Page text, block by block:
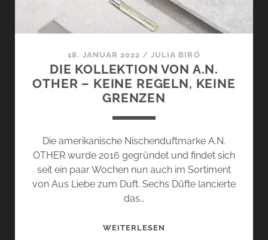
18. JANUAR 2022 /JULIA BIRÓ
DIE KOLLEKTION VON A.N.
OTHER – KEINE REGELN, KEINE
GRENZEN
Die amerikanische Nischenduftmarke A.N.
OTHER wurde 2016 gegründet und findet sich
seit ein paar Wochen nun auch im Sortiment
von Aus Liebe zum Duft. Sechs Düfte lancierte
das…
WEITERLESEN